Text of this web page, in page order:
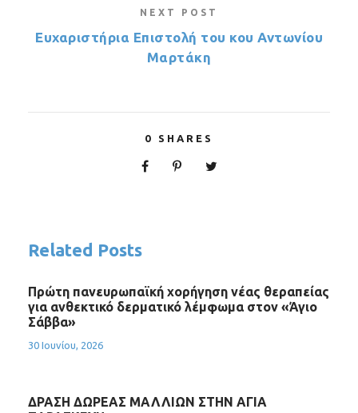
NEXT POST
Ευχαριστήρια Επιστολή του κου Αντωνίου
Μαρτάκη
0 SHARES
Related Posts
Πρώτη πανευρωπαϊκή χορήγηση νέας θεραπείας
για ανθεκτικό δερματικό λέμφωμα στον «Άγιο
Σάββα»
30 Ιουνίου, 2026
ΔΡΑΣΗ ΔΩΡΕΑΣ ΜΑΛΛΙΩΝ ΣΤΗΝ ΑΓΙΑ